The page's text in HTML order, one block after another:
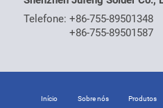
Telefone:+86-755-89501348
+86-755-89501587
Início Sobre nós Produtos